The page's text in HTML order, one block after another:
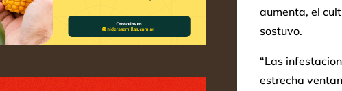
aumenta, el
sostuvo.
“Las
estrecha